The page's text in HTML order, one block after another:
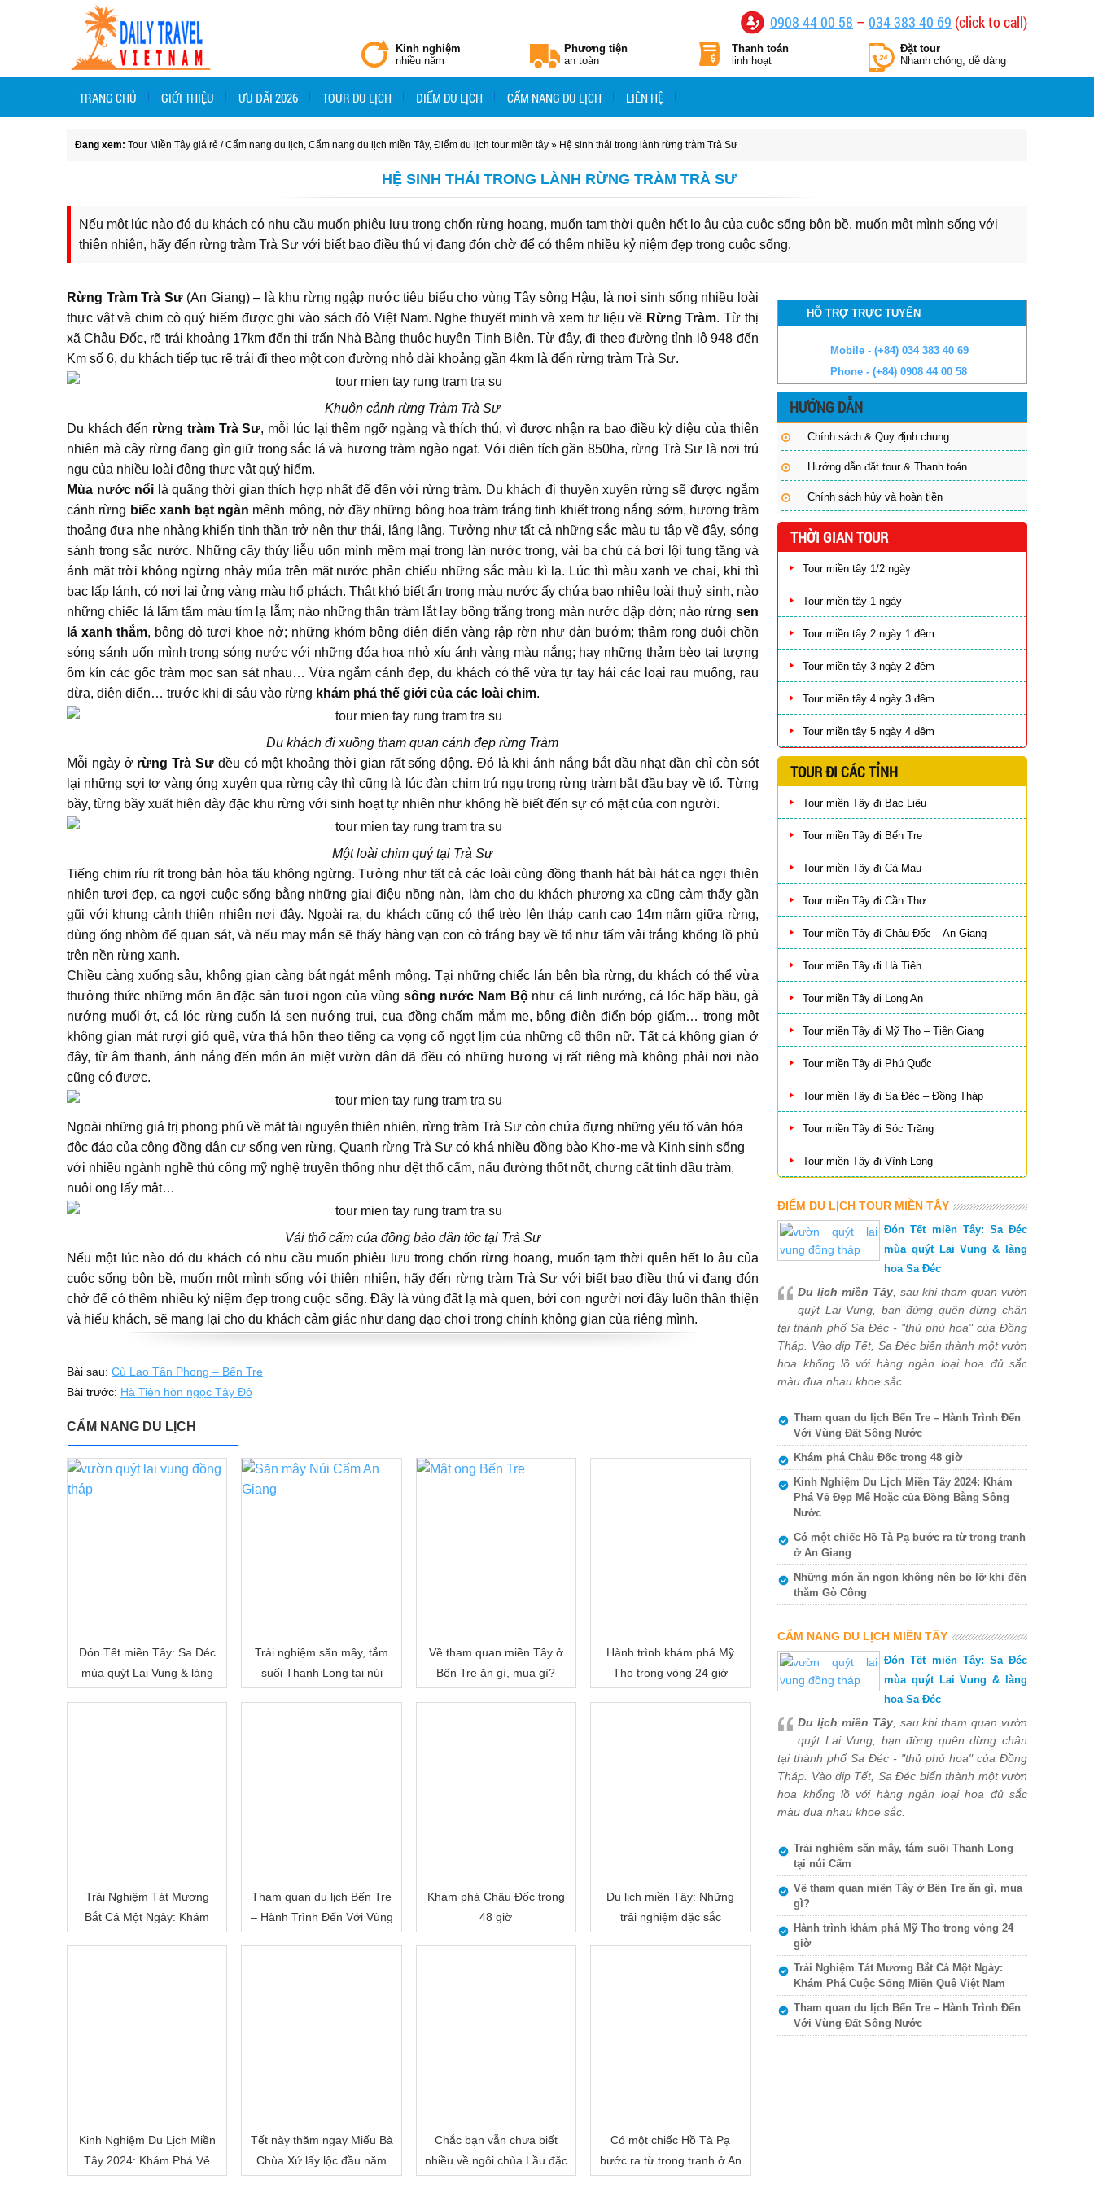
0908 44 00 58 – 034 383 40 69 (click to call)
Kinh nghiệm
nhiều năm
Phương tiện
an toàn
Thanh toán
linh hoạt
Đặt tour
Nhanh chóng, dễ dàng
TRANG CHỦ GIỚI THIỆU ƯU ĐÃI 2026 TOUR DU LỊCH ĐIỂM DU LỊCH CẨM NANG DU LỊCH LIÊN HỆ
Đang xem: Tour Miền Tây giá rẻ /Cẩm nang du lịch, Cẩm nang du lịch miền Tây, Điểm du lịch tour miền tây » Hệ sinh thái trong lành rừng tràm Trà Sư
HỆ SINH THÁI TRONG LÀNH RỪNG TRÀM TRÀ SƯ
Nếu một lúc nào đó du khách có nhu cầu muốn phiêu lưu trong chốn rừng hoang, muốn tạm thời quên hết lo âu của cuộc sống bộn bề, muốn một mình sống với
thiên nhiên, hãy đến rừng tràm Trà Sư với biết bao điều thú vị đang đón chờ để có thêm nhiều kỷ niệm đẹp trong cuộc sống.
Rừng Tràm Trà Sư(An Giang) – là khu rừng ngập nước tiêu biểu cho vùng Tây sông Hậu, là nơi sinh sống nhiều loài
thực vật và chim cò quý hiếm được ghi vào sách đỏ Việt Nam. Nghe thuyết minh và xem tư liệu về Rừng Tràm. Từ thị
xã Châu Đốc, rẽ trái khoảng 17km đến thị trấn Nhà Bàng thuộc huyện Tịnh Biên. Từ đây, đi theo đường tỉnh lộ 948 đến
Km số 6, du khách tiếp tục rẽ trái đi theo một con đường nhỏ dài khoảng gần 4km là đến rừng tràm Trà Sư.
Khuôn cảnh rừng Tràm Trà Sư
Du khách đến rừng tràm Trà Sư, mỗi lúc lại thêm ngỡ ngàng và thích thú, vì được nhận ra bao điều kỳ diệu của thiên
nhiên mà cây rừng đang gìn giữ trong sắc lá và hương tràm ngào ngạt. Với diện tích gần 850ha, rừng Trà Sư là nơi trú
ngụ của nhiều loài động thực vật quý hiếm.
Mùa nước nổi là quãng thời gian thích hợp nhất để đến với rừng tràm. Du khách đi thuyền xuyên rừng sẽ được ngắm
cánh rừng biếc xanh bạt ngàn mênh mông, nở đầy những bông hoa tràm trắng tinh khiết trong nắng sớm, hương tràm
thoảng đưa nhẹ nhàng khiến tinh thần trở nên thư thái, lâng lâng. Tưởng như tất cả những sắc màu tụ tập về đây, sóng
sánh trong sắc nước. Những cây thủy liễu uốn mình mềm mại trong làn nước trong, vài ba chú cá bơi lội tung tăng và
ánh mặt trời không ngừng nhảy múa trên mặt nước phản chiếu những sắc màu kì lạ. Lúc thì màu xanh ve chai, khi thì
bạc lấp lánh, có nơi lại ửng vàng màu hổ phách. Thật khó biết ẩn trong màu nước ấy chứa bao nhiêu loài thuỷ sinh, nào
những chiếc lá lấm tấm màu tím lạ lẫm; nào những thân tràm lắt lay bông trắng trong màn nước dập dờn; nào rừng sen
lá xanh thắm, bông đỏ tươi khoe nở; những khóm bông điên điển vàng rập rờn như đàn bướm; thảm rong đuôi chồn
sóng sánh uốn mình trong sóng nước với những đóa hoa nhỏ xíu ánh vàng màu nắng; hay những thảm bèo tai tượng
ôm kín các gốc tràm mọc san sát nhau… Vừa ngắm cảnh đẹp, du khách có thể vừa tự tay hái các loại rau muống, rau
dừa, điên điển… trước khi đi sâu vào rừng khám phá thế giới của các loài chim.
Du khách đi xuồng tham quan cảnh đẹp rừng Tràm
Mỗi ngày ở rừng Trà Sưđều có một khoảng thời gian rất sống động. Đó là khi ánh nắng bắt đầu nhạt dần chỉ còn sót
lại những sợi tơ vàng óng xuyên qua rừng cây thì cũng là lúc đàn chim trú ngụ trong rừng tràm bắt đầu bay về tổ. Từng
bầy, từng bầy xuất hiện dày đặc khu rừng với sinh hoạt tự nhiên như không hề biết đến sự có mặt của con người.
Một loài chim quý tại Trà Sư
Tiếng chim ríu rít trong bản hòa tấu không ngừng. Tưởng như tất cả các loài cùng đồng thanh hát bài hát ca ngợi thiên
nhiên tươi đẹp, ca ngợi cuộc sống bằng những giai điệu nồng nàn, làm cho du khách phương xa cũng cảm thấy gần
gũi với khung cảnh thiên nhiên nơi đây. Ngoài ra, du khách cũng có thể trèo lên tháp canh cao 14m nằm giữa rừng,
dùng ống nhòm để quan sát, và nếu may mắn sẽ thấy hàng vạn con cò trắng bay về tổ như tấm vải trắng khổng lồ phủ
trên nền rừng xanh.
Chiều càng xuống sâu, không gian càng bát ngát mênh mông. Tại những chiếc lán bên bìa rừng, du khách có thể vừa
thưởng thức những món ăn đặc sản tươi ngon của vùng sông nước Nam Bộnhư cá linh nướng, cá lóc hấp bầu, gà
nướng muối ớt, cá lóc rừng cuốn lá sen nướng trui, cua đồng chấm mắm me, bông điên điển bóp giấm… trong một
không gian mát rượi gió quê, vừa thả hồn theo tiếng ca vọng cổ ngọt lịm của những cô thôn nữ. Tất cả không gian ở
đây, từ âm thanh, ánh nắng đến món ăn miệt vườn dân dã đều có những hương vị rất riêng mà không phải nơi nào
cũng có được.
Ngoài những giá trị phong phú về mặt tài nguyên thiên nhiên, rừng tràm Trà Sư còn chứa đựng những yếu tố văn hóa
độc đáo của cộng đồng dân cư sống ven rừng. Quanh rừng Trà Sư có khá nhiều đồng bào Khơ-me và Kinh sinh sống
với nhiều ngành nghề thủ công mỹ nghệ truyền thống như dệt thổ cẩm, nấu đường thốt nốt, chưng cất tinh dầu tràm,
nuôi ong lấy mật…
Vải thổ cẩm của đồng bào dân tộc tại Trà Sư
Nếu một lúc nào đó du khách có nhu cầu muốn phiêu lưu trong chốn rừng hoang, muốn tạm thời quên hết lo âu của
cuộc sống bộn bề, muốn một mình sống với thiên nhiên, hãy đến rừng tràm Trà Sư với biết bao điều thú vị đang đón
chờ để có thêm nhiều kỷ niệm đẹp trong cuộc sống. Đây là vùng đất lạ mà quen, bởi con người nơi đây luôn thân thiện
và hiếu khách, sẽ mang lại cho du khách cảm giác như đang dạo chơi trong chính không gian của riêng mình.
Bài sau: Cù Lao Tân Phong – Bến Tre
Bài trước: Hà Tiên hòn ngọc Tây Đô
CẨM NANG DU LỊCH
Đón Tết miền Tây: Sa Đéc
mùa quýt Lai Vung & làng
Trải nghiệm săn mây, tắm
suối Thanh Long tại núi
Về tham quan miền Tây ở
Bến Tre ăn gì, mua gì?
Hành trình khám phá Mỹ
Tho trong vòng 24 giờ
Trải Nghiệm Tát Mương
Bắt Cá Một Ngày: Khám
Tham quan du lịch Bến Tre
– Hành Trình Đến Với Vùng
Khám phá Châu Đốc trong
48 giờ
Du lịch miền Tây: Những
trải nghiệm đặc sắc
Kinh Nghiệm Du Lịch Miền
Tây 2024: Khám Phá Vẻ
Tết này thăm ngay Miếu Bà
Chùa Xứ lấy lộc đầu năm
Chắc bạn vẫn chưa biết
nhiều về ngôi chùa Lầu đặc
Có một chiếc Hồ Tà Pạ
bước ra từ trong tranh ở An
HỖ TRỢ TRỰC TUYẾN
Mobile - (+84) 034 383 40 69
Phone - (+84) 0908 44 00 58
HƯỚNG DẪN
Chính sách & Quy định chung
Hướng dẫn đặt tour & Thanh toán
Chính sách hủy và hoàn tiền
THỜI GIAN TOUR
Tour miền tây 1/2 ngày
Tour miền tây 1 ngày
Tour miền tây 2 ngày 1 đêm
Tour miền tây 3 ngày 2 đêm
Tour miền tây 4 ngày 3 đêm
Tour miền tây 5 ngày 4 đêm
TOUR ĐI CÁC TỈNH
Tour miền Tây đi Bạc Liêu
Tour miền Tây đi Bến Tre
Tour miền Tây đi Cà Mau
Tour miền Tây đi Cần Thơ
Tour miền Tây đi Châu Đốc – An Giang
Tour miền Tây đi Hà Tiên
Tour miền Tây đi Long An
Tour miền Tây đi Mỹ Tho – Tiền Giang
Tour miền Tây đi Phú Quốc
Tour miền Tây đi Sa Đéc – Đồng Tháp
Tour miền Tây đi Sóc Trăng
Tour miền Tây đi Vĩnh Long
ĐIỂM DU LỊCH TOUR MIỀN TÂY
Đón Tết miền Tây: Sa Đéc
mùa quýt Lai Vung & làng
hoa Sa Đéc
Du lịch miền Tây, sau khi tham quan vườn
quýt Lai Vung, bạn đừng quên dừng chân
tại thành phố Sa Đéc - "thủ phủ hoa" của Đồng
Tháp. Vào dịp Tết, Sa Đéc biến thành một vườn
hoa khổng lồ với hàng ngàn loại hoa đủ sắc
màu đua nhau khoe sắc.
Tham quan du lịch Bến Tre – Hành Trình Đến
Với Vùng Đất Sông Nước
Khám phá Châu Đốc trong 48 giờ
Kinh Nghiệm Du Lịch Miền Tây 2024: Khám
Phá Vẻ Đẹp Mê Hoặc của Đồng Bằng Sông
Nước
Có một chiếc Hồ Tà Pạ bước ra từ trong tranh
ở An Giang
Những món ăn ngon không nên bỏ lỡ khi đến
thăm Gò Công
CẨM NANG DU LỊCH MIỀN TÂY
Đón Tết miền Tây: Sa Đéc
mùa quýt Lai Vung & làng
hoa Sa Đéc
Du lịch miền Tây, sau khi tham quan vườn
quýt Lai Vung, bạn đừng quên dừng chân
tại thành phố Sa Đéc - "thủ phủ hoa" của Đồng
Tháp. Vào dịp Tết, Sa Đéc biến thành một vườn
hoa khổng lồ với hàng ngàn loại hoa đủ sắc
màu đua nhau khoe sắc.
Trải nghiệm săn mây, tắm suối Thanh Long
tại núi Cấm
Về tham quan miền Tây ở Bến Tre ăn gì, mua
gì?
Hành trình khám phá Mỹ Tho trong vòng 24
giờ
Trải Nghiệm Tát Mương Bắt Cá Một Ngày:
Khám Phá Cuộc Sống Miền Quê Việt Nam
Tham quan du lịch Bến Tre – Hành Trình Đến
Với Vùng Đất Sông Nước